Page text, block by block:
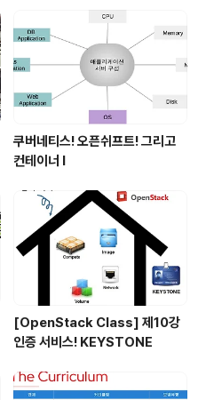
쿠버네티스! 오픈쉬프트! 그리고
컨테이너 I
[OpenStack Class] 제10강
인증 서비스! KEYSTONE